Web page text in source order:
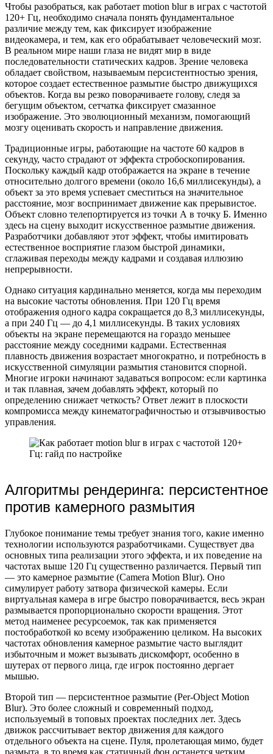
Чтобы разобраться, как работает motion blur в играх с частотой
120+ Гц, необходимо сначала понять фундаментальное
различие между тем, как фиксирует изображение
видеокамера, и тем, как его обрабатывает человеческий мозг.
В реальном мире наши глаза не видят мир в виде
последовательности статических кадров. Зрение человека
обладает свойством, называемым персистентностью зрения,
которое создает естественное размытие быстро движущихся
объектов. Когда вы резко поворачиваете голову, следя за
бегущим объектом, сетчатка фиксирует смазанное
изображение. Это эволюционный механизм, помогающий
мозгу оценивать скорость и направление движения.
Традиционные игры, работающие на частоте 60 кадров в
секунду, часто страдают от эффекта стробоскопирования.
Поскольку каждый кадр отображается на экране в течение
относительно долгого времени (около 16,6 миллисекунды), а
объект за это время успевает сместиться на значительное
расстояние, мозг воспринимает движение как прерывистое.
Объект словно телепортируется из точки А в точку Б. Именно
здесь на сцену выходит искусственное размытие движения.
Разработчики добавляют этот эффект, чтобы имитировать
естественное восприятие глазом быстрой динамики,
сглаживая переходы между кадрами и создавая иллюзию
непрерывности.
Однако ситуация кардинально меняется, когда мы переходим
на высокие частоты обновления. При 120 Гц время
отображения одного кадра сокращается до 8,3 миллисекунды,
а при 240 Гц — до 4,1 миллисекунды. В таких условиях
объекты на экране перемещаются на гораздо меньшее
расстояние между соседними кадрами. Естественная
плавность движения возрастает многократно, и потребность в
искусственной симуляции размытия становится спорной.
Многие игроки начинают задаваться вопросом: если картинка
и так плавная, зачем добавлять эффект, который по
определению снижает четкость? Ответ лежит в плоскости
компромисса между кинематографичностью и отзывчивостью
управления.
Алгоритмы рендеринга: персистентное
против камерного размытия
Глубокое понимание темы требует знания того, какие именно
технологии используются разработчиками. Существует два
основных типа реализации этого эффекта, и их поведение на
частотах выше 120 Гц существенно различается. Первый тип
— это камерное размытие (Camera Motion Blur). Оно
симулирует работу затвора физической камеры. Если
виртуальная камера в игре быстро поворачивается, весь экран
размывается пропорционально скорости вращения. Этот
метод наименее ресурсоемок, так как применяется
постобработкой ко всему изображению целиком. На высоких
частотах обновления камерное размытие часто выглядит
избыточным и может вызывать дискомфорт, особенно в
шутерах от первого лица, где игрок постоянно дергает
мышью.
Второй тип — персистентное размытие (Per-Object Motion
Blur). Это более сложный и современный подход,
используемый в топовых проектах последних лет. Здесь
движок рассчитывает вектор движения для каждого
отдельного объекта на сцене. Пуля, пролетающая мимо, будет
размыта, в то время как статичный фон останется четким.